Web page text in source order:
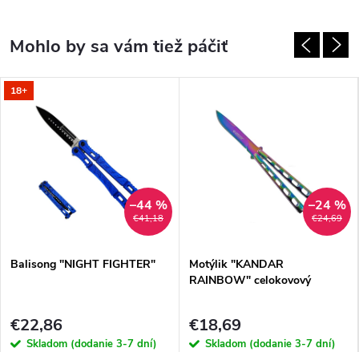
18+
€41,18
–44 %
Balisong "NIGHT FIGHTER"
€22,86
Skladom (dodanie 3-7 dní)
€24,69
–24 %
Motýlik "KANDAR
RAINBOW" celokovový
€18,69
Skladom (dodanie 3-7 dní)